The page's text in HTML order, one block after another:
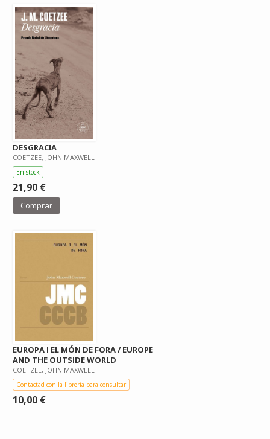
DESGRACIA
COETZEE, JOHN MAXWELL
En stock
21,90 €
Comprar
EUROPA I EL MÓN DE FORA / EUROPE
AND THE OUTSIDE WORLD
COETZEE, JOHN MAXWELL
Contactad con la librería para consultar
10,00 €